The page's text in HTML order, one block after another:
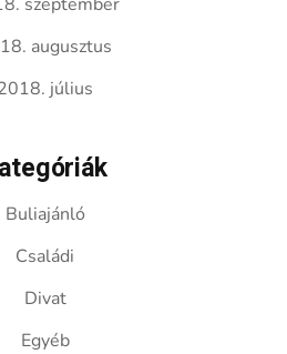
augusztus
július
Buliajánló
Családi
Divat
Egyéb